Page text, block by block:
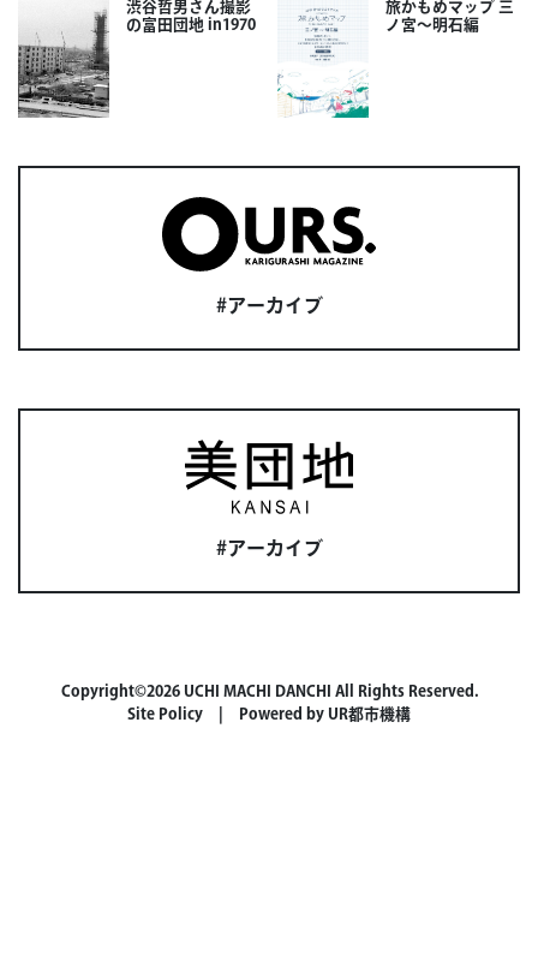
渋谷哲男さん撮影
の富田団地 in1970
旅かもめマップ 三
ノ宮〜明石編
#アーカイブ
#アーカイブ
Copyright©2026 UCHI MACHI DANCHI All Rights Reserved.
Site Policy | Powered by UR都市機構